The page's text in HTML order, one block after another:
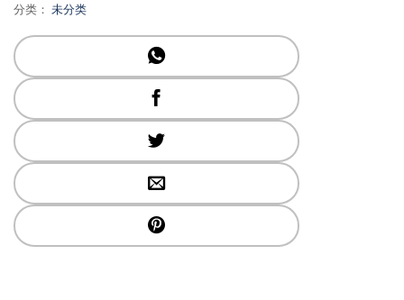
分类： 未分类